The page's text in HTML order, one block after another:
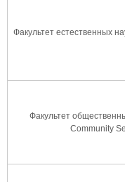
Факультет естественных
Факультет
Community